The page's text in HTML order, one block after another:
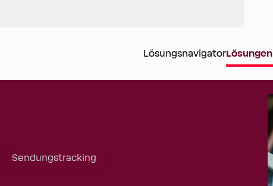
LösungsnavigatorLösungen
Sendungstracking